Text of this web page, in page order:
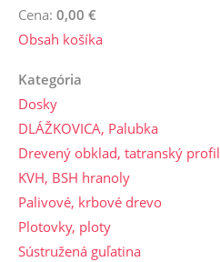
Cena: 0,00 €
Obsah košíka
Kategória
Dosky
DLÁŽKOVICA, Palubka
Drevený obklad, tatranský profil
KVH, BSH hranoly
Palivové, krbové drevo
Plotovky, ploty
Sústružená guľatina